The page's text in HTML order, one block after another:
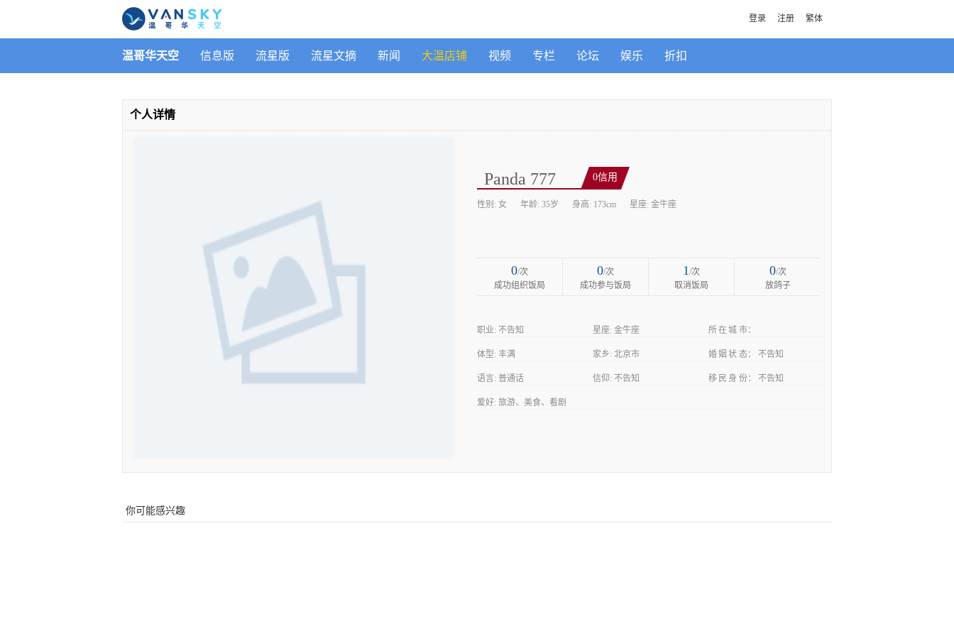
登录 注册 繁体
温哥华天空 信息版 流星版 流星文摘 新闻 大温店铺 视频 专栏 论坛 娱乐 折扣
个人详情
Panda 777 0信用
性别: 女 年龄: 35岁 身高: 173cm 星座: 金牛座
0/次
成功组织饭局
0/次
成功参与饭局
1/次
取消饭局
0/次
放鸽子
职业: 不告知 星座: 金牛座 所在城市
体型: 丰满 家乡: 北京市 婚姻状态 不告知
语言: 普通话 信仰: 不告知 移民身份 不告知
爱好: 旅游、美食、看剧
你可能感兴趣